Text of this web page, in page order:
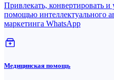
Привлекать, конвертировать и
помощью интеллектуального
маркетинга WhatsApp
Медицинская помощь